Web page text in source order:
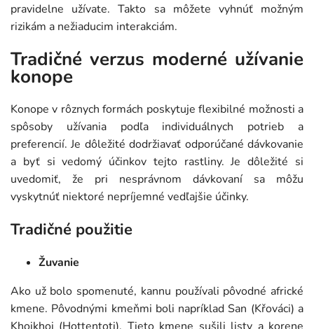
pravidelne užívate. Takto sa môžete vyhnúť možným
rizikám a nežiaducim interakciám.
Tradičné verzus moderné užívanie
konope
Konope v rôznych formách poskytuje flexibilné možnosti a
spôsoby užívania podľa individuálnych potrieb a
preferencií. Je dôležité dodržiavať odporúčané dávkovanie
a byť si vedomý účinkov tejto rastliny. Je dôležité si
uvedomiť, že pri nesprávnom dávkovaní sa môžu
vyskytnúť niektoré nepríjemné vedľajšie účinky.
Tradičné použitie
Žuvanie
Ako už bolo spomenuté, kannu používali pôvodné africké
kmene. Pôvodnými kmeňmi boli napríklad San (Křováci) a